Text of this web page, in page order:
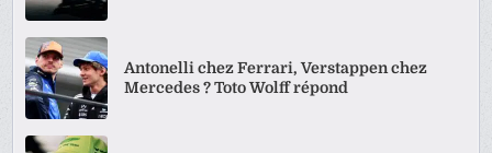
Antonelli chez Ferrari, Verstappen chez
Mercedes ? Toto Wolff répond